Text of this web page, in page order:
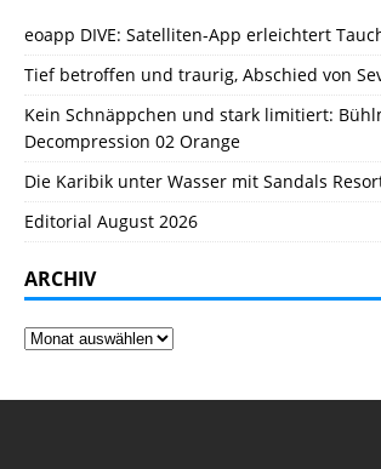
eoapp DIVE: Satelliten-App erleichtert
Tief betroffen und traurig, Abschied von
Kein Schnäppchen und stark limitiert:
Decompression 02 Orange
Die Karibik unter Wasser mit Sandals
Editorial August 2026
ARCHIV